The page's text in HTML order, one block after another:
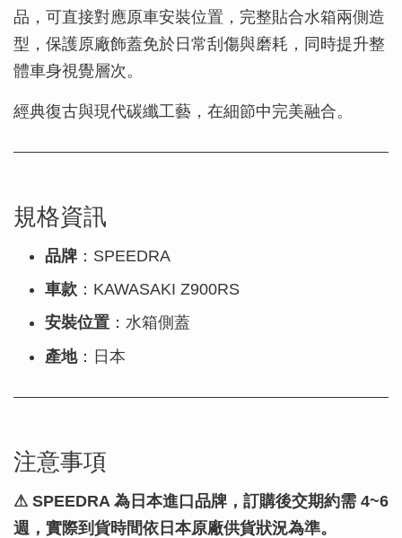
品，可直接對應原車安裝位置，完整貼合水箱兩側造
型，保護原廠飾蓋免於日常刮傷與磨耗，同時提升整
體車身視覺層次。
經典復古與現代碳纖工藝，在細節中完美融合。
規格資訊
品牌 ：SPEEDRA
車款 ：KAWASAKI Z900RS
安裝位置 ：水箱側蓋
產地：日本
注意事項
⚠ SPEEDRA 為日本進口品牌，訂購後交期約需 4~6
週，實際到貨時間依日本原廠供貨狀況為準。